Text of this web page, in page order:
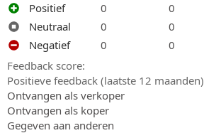
Positief
0 0
Neutraal
0 0
Negatief
0 0
Feedback score
Positieve feedback (laatste 12 maanden)
Ontvangen als verkoper
Ontvangen als koper
Gegeven aan anderen